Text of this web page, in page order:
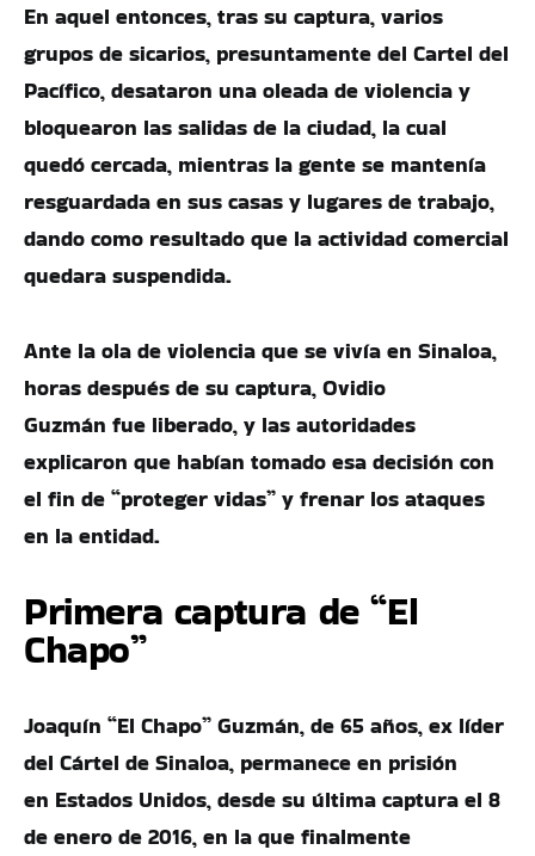
En aquel entonces, tras su captura, varios
grupos de sicarios, presuntamente del Cartel del
Pacífico, desataron una oleada de violencia y
bloquearon las salidas de la ciudad, la cual
quedó cercada, mientras la gente se mantenía
resguardada en sus casas y lugares de trabajo,
dando como resultado que la actividad comercial
quedara suspendida.
Ante la ola de violencia que se vivía en Sinaloa,
horas después de su captura, Ovidio
Guzmán fue liberado, y las autoridades
explicaron que habían tomado esa decisión con
el fin de “proteger vidas” y frenar los ataques
en la entidad.
Primera captura de “El
Chapo”
Joaquín “El Chapo” Guzmán, de 65 años, ex líder
del Cártel de Sinaloa, permanece en prisión
en Estados Unidos, desde su última captura el 8
de enero de 2016, en la que finalmente